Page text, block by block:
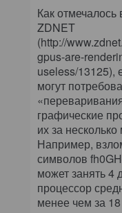
Как
ZDNET
(http://
gpus-are-
useless/13125),
могут
графические
их за
Например,
символов
может занять 4
процессор
менее чем за